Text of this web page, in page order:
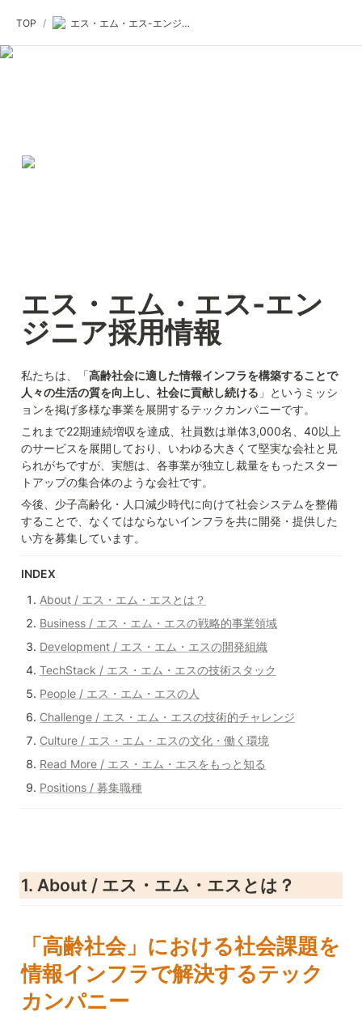
TOP / エス・エム・エス-エンジニア採用情報
エス・エム・エス-エン
ジニア採用情報
私たちは、「高齢社会に適した情報インフラを構築することで
人々の生活の質を向上し、社会に貢献し続ける 」というミッシ
ョンを掲げ多様な事業を展開するテックカンパニーです。
これまで22期連続増収を達成、社員数は単体3,000名、40以上
のサービスを展開しており、いわゆる大きくて堅実な会社と見
られがちですが、実態は、各事業が独立し裁量をもったスター
トアップの集合体のような会社です。
今後、少子高齢化・人口減少時代に向けて社会システムを整備
することで、なくてはならないインフラを共に開発・提供した
い方を募集しています。
INDEX
About / エス・エム・エスとは？
Business / エス・エム・エスの戦略的事業領域
Development / エス・エム・エスの開発組織
TechStack / エス・エム・エスの技術スタック
People / エス・エム・エスの人
Challenge / エス・エム・エスの技術的チャレンジ
Culture / エス・エム・エスの文化・働く環境
Read More / エス・エム・エスをもっと知る
Positions / 募集職種
1. About / エス・エム・エスとは？
「高齢社会」における社会課題を
情報インフラで解決するテック
カンパニー